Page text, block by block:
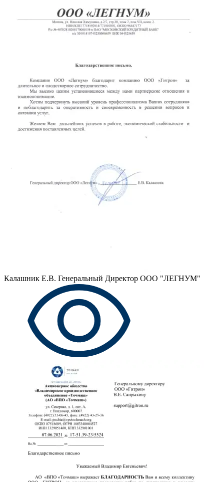
Калашник Е.В. Генеральный Директор ООО "ЛЕГНУМ"